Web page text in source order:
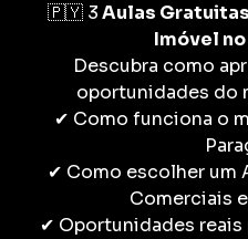
🇵🇾 3Aulas
Imóvel
Descubra como
oportunidades do
✔ Como funciona o
✔ Como escolher um
Comerciais
✔ Oportunidades reais